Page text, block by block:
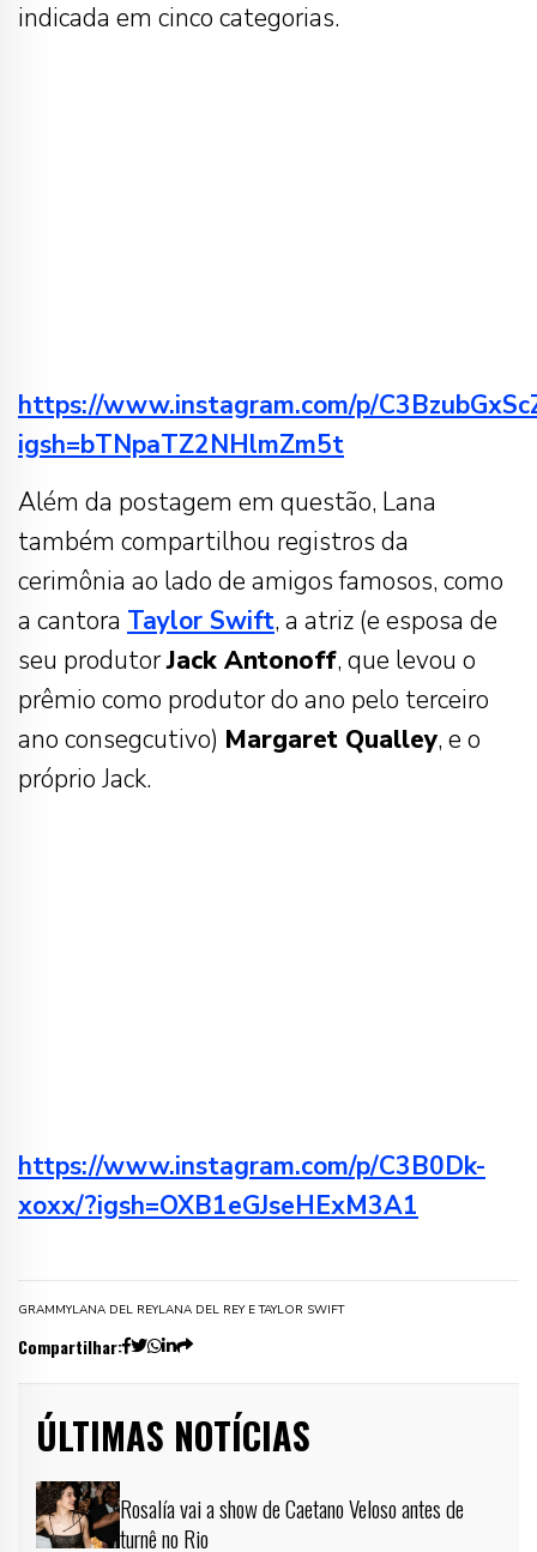
indicada em cinco categorias.
https://www.instagram.com/p/
igsh=bTNpaTZ2NHlmZm5t
Além da postagem em questão, Lana
também compartilhou registros da
cerimônia ao lado de amigos famosos, como
a cantora Taylor Swift, a atriz (e esposa de
seu produtorJack Antonoff, que levou o
prêmio como produtor do ano pelo terceiro
ano consegcutivo) Margaret Qualley, e o
próprio Jack.
https://www.instagram.com/p/C3B0Dk-
xoxx/?igsh=OXB1eGJseHExM3A1
GRAMMYLANA DEL REYLANA DEL REY E TAYLOR SWIFT
Compartilhar:
ÚLTIMAS NOTÍCIAS
Rosalía vai a show de Caetano Veloso antes de
turnê no Rio